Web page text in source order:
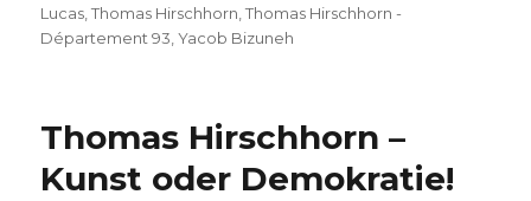
Lucas,Thomas Hirschhorn,Thomas Hirschhorn -
Département 93,Yacob Bizuneh
Thomas Hirschhorn –
Kunst oder Demokratie!